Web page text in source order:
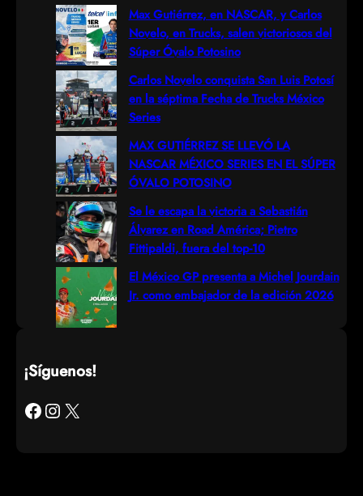
Max Gutiérrez, en NASCAR, y Carlos
Novelo, en Trucks, salen victoriosos del
Súper Óvalo Potosino
Carlos Novelo conquista San Luis Potosí
en la séptima Fecha de Trucks México
Series
MAX GUTIÉRREZ SE LLEVÓ LA
NASCAR MÉXICO SERIES EN EL SÚPER
ÓVALO POTOSINO
Se le escapa la victoria a Sebastián
Álvarez en Road América; Pietro
Fittipaldi, fuera del top-10
El México GP presenta a Michel Jourdain
Jr. como embajador de la edición 2026
¡Síguenos!
Facebook Instagram X